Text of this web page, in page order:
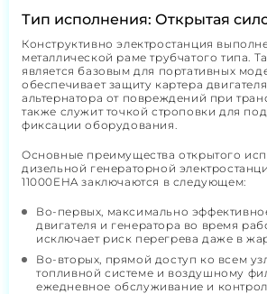
Тип исполнения: Открытая
Конструктивно электростанция
металлической раме трубчатого типа.
является базовым для портативных
обеспечивает защиту картера
альтернатора от повреждений при
также служит точкой строповки для
фиксации оборудования.
Основные преимущества открытого
дизельной генераторной
11000EHA заключаются в следующем:
Во-первых, максимально
двигателя и генератора во время
исключает риск перегрева даже в
Во-вторых, прямой доступ ко всем
топливной системе и воздушному
ежедневное обслуживание и